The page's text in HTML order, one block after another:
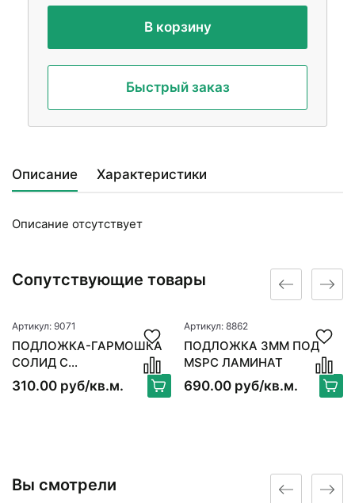
В корзину
Быстрый заказ
Описание Характеристики
Описание отсутствует
Сопутствующие товары
Артикул: 9071
ПОДЛОЖКА-ГАРМОШКА
СОЛИД С
ПАРОИЗОЛЯЦИЕЙ ANTI
SLIP
310.00 руб/кв.м.
Артикул: 8862
ПОДЛОЖКА 3ММ ПОД
MSPC ЛАМИНАТ
690.00 руб/кв.м.
Вы смотрели